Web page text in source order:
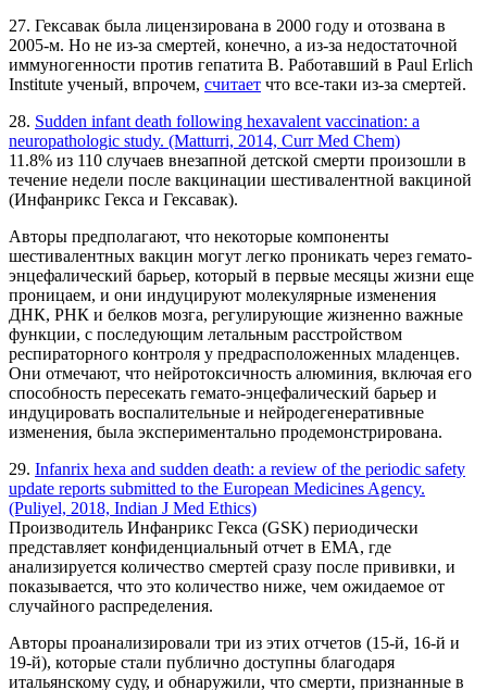
27. Гексавак была лицензирована в 2000 году и отозвана в
2005-м. Но не из-за смертей, конечно, а из-за недостаточной
иммуногенности против гепатита В. Работавший в Paul Erlich
Institute ученый, впрочем, считает что все-таки из-за смертей.
28. Sudden infant death following hexavalent vaccination: a
neuropathologic study. (Matturri, 2014, Curr Med Chem)
11.8% из 110 случаев внезапной детской смерти произошли в
течение недели после вакцинации шестивалентной вакциной
(Инфанрикс Гекса и Гексавак).
Авторы предполагают, что некоторые компоненты
шестивалентных вакцин могут легко проникать через гемато-
энцефалический барьер, который в первые месяцы жизни еще
проницаем, и они индуцируют молекулярные изменения
ДНК, РНК и белков мозга, регулирующие жизненно важные
функции, с последующим летальным расстройством
респираторного контроля у предрасположенных младенцев.
Они отмечают, что нейротоксичность алюминия, включая его
способность пересекать гемато-энцефалический барьер и
индуцировать воспалительные и нейродегенеративные
изменения, была экспериментально продемонстрирована.
29. Infanrix hexa and sudden death: a review of the periodic safety
update reports submitted to the European Medicines Agency.
(Puliyel, 2018, Indian J Med Ethics)
Производитель Инфанрикс Гекса (GSK) периодически
представляет конфиденциальный отчет в EMA, где
анализируется количество смертей сразу после прививки, и
показывается, что это количество ниже, чем ожидаемое от
случайного распределения.
Авторы проанализировали три из этих отчетов (15-й, 16-й и
19-й), которые стали публично доступны благодаря
итальянскому суду, и обнаружили, что смерти, признанные в